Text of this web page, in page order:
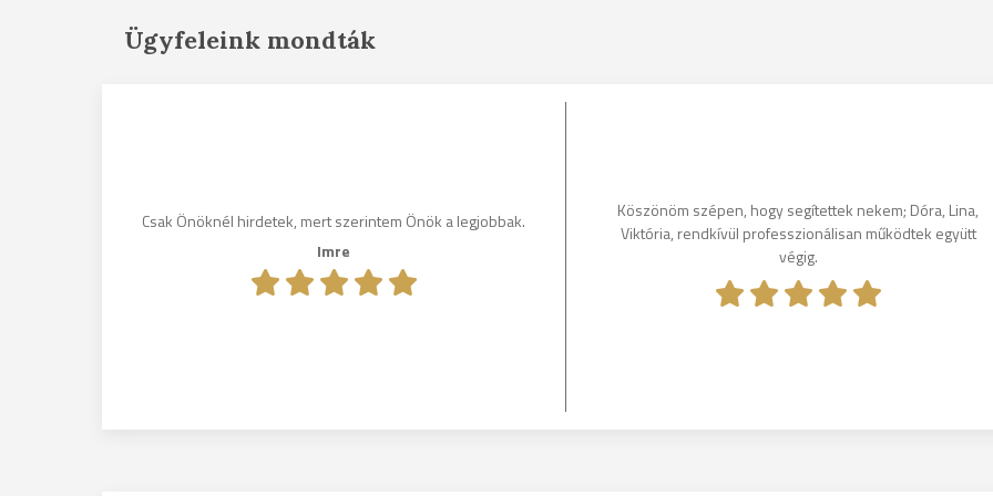
Ügyfeleink mondták
Csak Önöknél hirdetek, mert szerintem Önök a legjobbak.
Imre
Köszönöm szépen, hogy segítettek nekem; Dóra, Lina,
Viktória, rendkívül professzionálisan működtek együtt
végig.